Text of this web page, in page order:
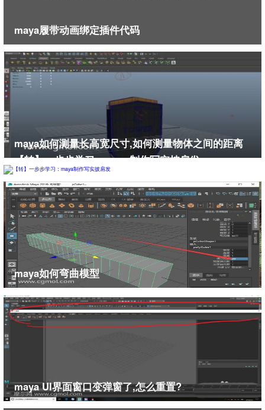
maya履带动画绑定插件代码
maya如何测量长高宽尺寸,如何测量物体之间的距离
【转】一步步学习：maya制作写实披肩发
maya如何弯曲模型
maya UI界面窗口变弹窗了,怎么重置?